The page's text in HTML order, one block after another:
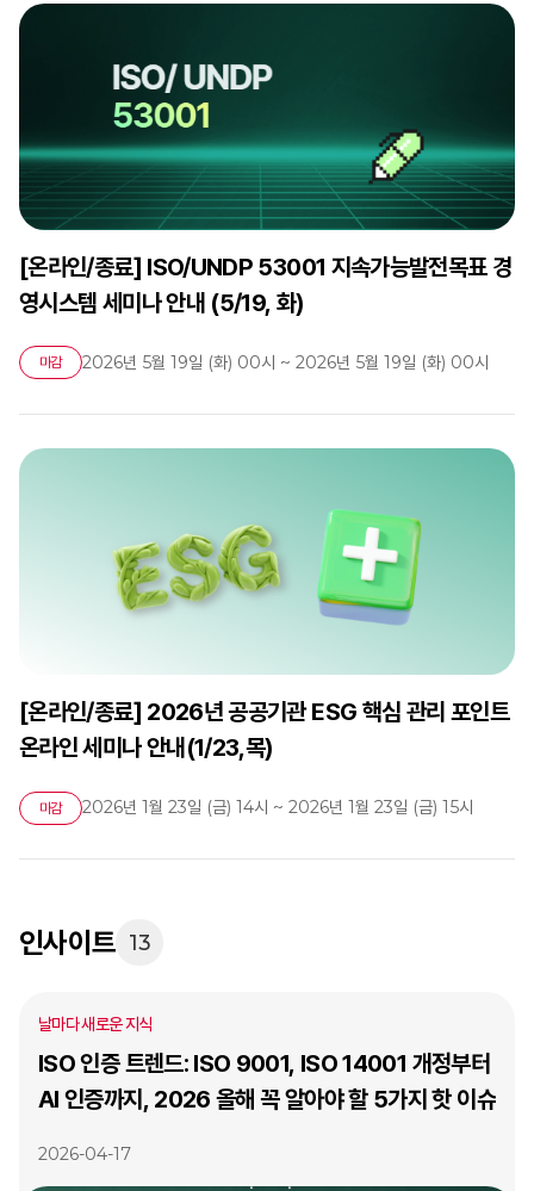
[온라인/종료] ISO/UNDP 53001 지속가능발전목표 경
영시스템 세미나 안내 (5/19, 화)
마감 2026년 5월 19일 (화) 00시 ~ 2026년 5월 19일 (화) 00시
[온라인/종료] 2026년 공공기관 ESG 핵심 관리 포인트
온라인 세미나 안내(1/23,목)
마감 2026년 1월 23일 (금) 14시 ~ 2026년 1월 23일 (금) 15시
인사이트 13
날마다 새로운 지식
ISO 인증 트렌드: ISO 9001, ISO 14001 개정부터
AI 인증까지, 2026 올해 꼭 알아야 할 5가지 핫 이슈
2026-04-17